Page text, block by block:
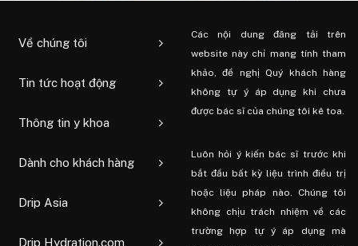
Về chúng tôi
Tin tức hoạt động
Thông tin y khoa
Dành cho khách hàng
Drip Asia
Drip Hydration.com
Các nội dung đăng tải trên
website này chỉ mang tính tham
khảo, đề nghị Quý khách hàng
không tự ý áp dụng khi chưa
được bác sĩ của chúng tôi kê toa.
Luôn hỏi ý kiến ​​bác sĩ trước khi
bắt đầu bất kỳ liệu trình điều trị
hoặc liệu pháp nào. Chúng tôi
không chịu trách nhiệm về các
trường hợp tự ý áp dụng mà